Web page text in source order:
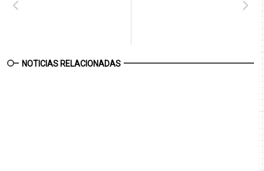
NOTICIAS RELACIONADAS